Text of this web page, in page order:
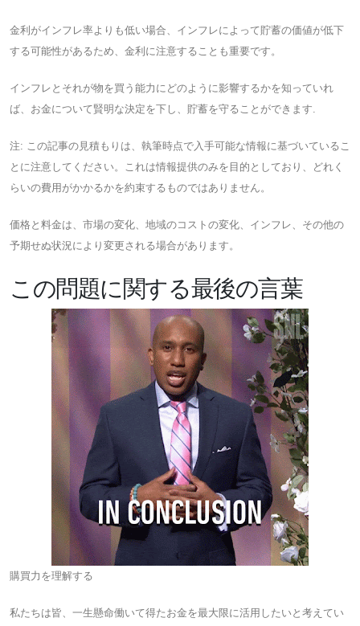
金利がインフレ率よりも低い場合、インフレによって貯蓄の価値が低下
する可能性があるため、金利に注意することも重要です。
インフレとそれが物を買う能力にどのように影響するかを知っていれ
ば、お金について賢明な決定を下し、貯蓄を守ることができます.
注: この記事の見積もりは、執筆時点で入手可能な情報に基づいているこ
とに注意してください。これは情報提供のみを目的としており、どれく
らいの費用がかかるかを約束するものではありません。
価格と料金は、市場の変化、地域のコストの変化、インフレ、その他の
予期せぬ状況により変更される場合があります。
この問題に関する最後の言葉
購買力を理解する
私たちは皆、一生懸命働いて得たお金を最大限に活用したいと考えてい